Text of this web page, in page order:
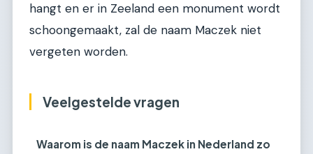
hangt en er in Zeeland een monument wordt
schoongemaakt, zal de naam Maczek niet
vergeten worden.
Veelgestelde vragen
Waarom is de naam Maczek in Nederland zo